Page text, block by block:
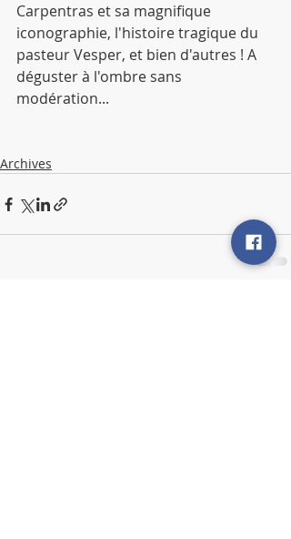
Carpentras et sa magnifique
iconographie, l'histoire tragique du
pasteur Vesper, et bien d'autres ! A
déguster à l'ombre sans
modération...
Archives